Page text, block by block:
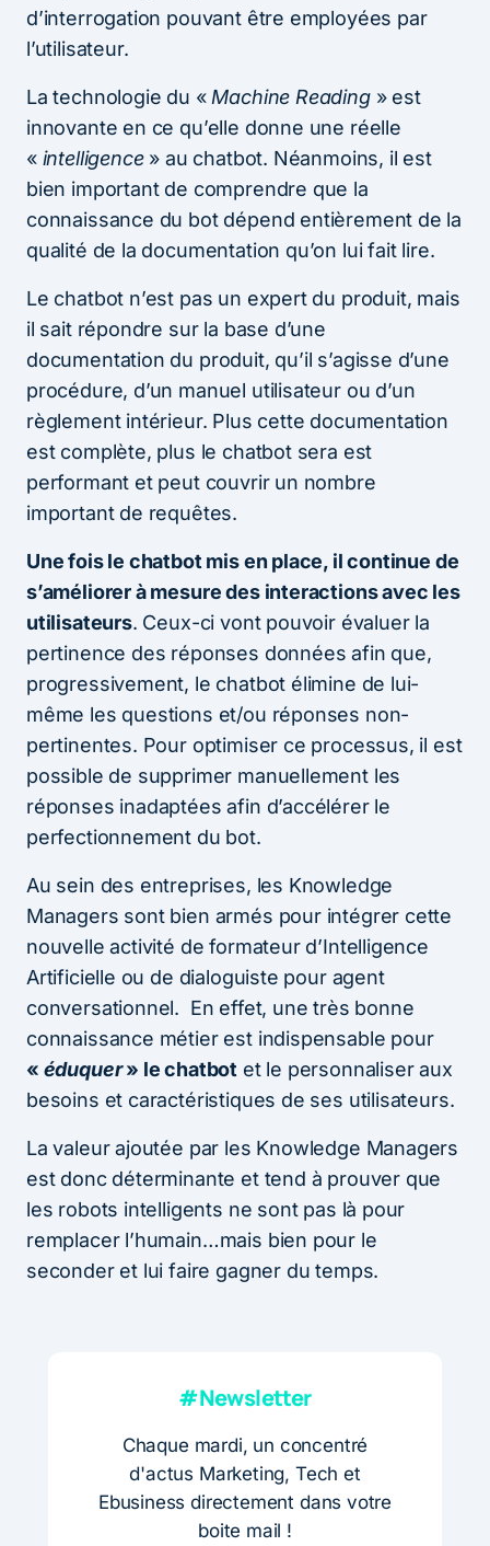
d’interrogation pouvant être employées par
l’utilisateur.
La technologie du « Machine Reading» est
innovante en ce qu’elle donne une réelle
« intelligence» au chatbot. Néanmoins, il est
bien important de comprendre que la
connaissance du bot dépend entièrement de la
qualité de la documentation qu’on lui fait lire.
Le chatbot n’est pas un expert du produit, mais
il sait répondre sur la base d’une
documentation du produit, qu’il s’agisse d’une
procédure, d’un manuel utilisateur ou d’un
règlement intérieur. Plus cette documentation
est complète, plus le chatbot sera est
performant et peut couvrir un nombre
important de requêtes.
Une fois le chatbot mis en place, il continue de
s’améliorer à mesure des interactions avec les
utilisateurs. Ceux-ci vont pouvoir évaluer la
pertinence des réponses données afin que,
progressivement, le chatbot élimine de lui-
même les questions et/ou réponses non-
pertinentes. Pour optimiser ce processus, il est
possible de supprimer manuellement les
réponses inadaptées afin d’accélérer le
perfectionnement du bot.
Au sein des entreprises, les Knowledge
Managers sont bien armés pour intégrer cette
nouvelle activité de formateur d’Intelligence
Artificielle ou de dialoguiste pour agent
conversationnel. En effet, une très bonne
connaissance métier est indispensable pour
« éduquer» le chatbot et le personnaliser aux
besoins et caractéristiques de ses utilisateurs.
La valeur ajoutée par les Knowledge Managers
est donc déterminante et tend à prouver que
les robots intelligents ne sont pas là pour
remplacer l’humain…mais bien pour le
seconder et lui faire gagner du temps.
#Newsletter
Chaque mardi, un concentré
d'actus Marketing, Tech et
Ebusiness directement dans votre
boite mail !